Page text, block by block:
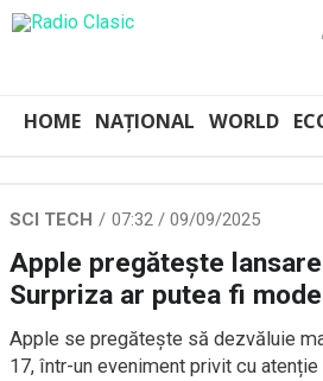
HOME NAȚIONAL WORLD
SCI TECH 07:32 / 09/09/2025
Apple pregătește
Surpriza ar putea fi
Apple se pregătește să dezvăluie
17, într-un eveniment privit cu